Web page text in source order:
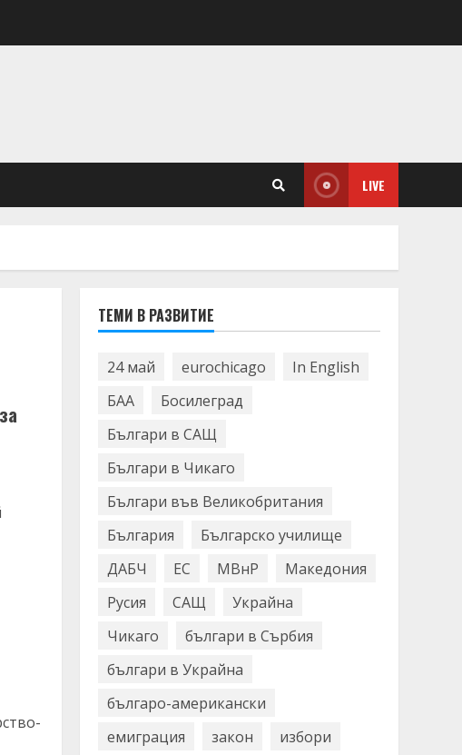
LIVE
ТЕМИ В РАЗВИТИЕ
24 май eurochicago
In English
БАА
Босилеград
Българи в САЩ
Българи в Чикаго
Българи във Великобритания
България
Българско училище
ДАБЧ
ЕС МВнР
Македония
Русия
САЩ
Украйна
Чикаго
българи в Сърбия
българи в Украйна
българо-американски
емиграция
закон
избори